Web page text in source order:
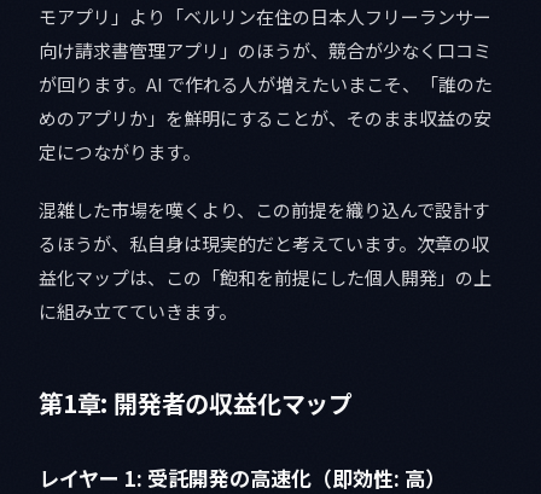
モアプリ」より「ベルリン在住の日本人フリーランサー
向け請求書管理アプリ」のほうが、競合が少なく口コミ
が回ります。AI で作れる人が増えたいまこそ、「誰のた
めのアプリか」を鮮明にすることが、そのまま収益の安
定につながります。
混雑した市場を嘆くより、この前提を織り込んで設計す
るほうが、私自身は現実的だと考えています。次章の収
益化マップは、この「飽和を前提にした個人開発」の上
に組み立てていきます。
第1章: 開発者の収益化マップ
レイヤー 1: 受託開発の高速化（即効性: 高）